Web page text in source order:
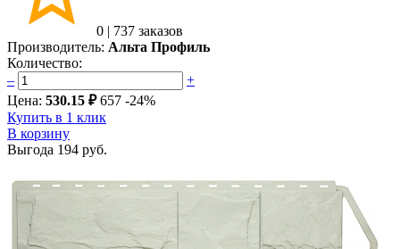
0 | 737 заказов
Производитель: Альта Профиль
Количество:
–
+
Цена: 530.15 ₽ 657 -24%
Купить в 1 клик
В корзину
Выгода 194 руб.